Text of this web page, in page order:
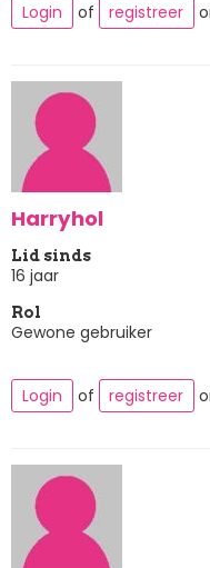
Login
of registreer
Harryhol
Lid sinds
16 jaar
Rol
Gewone gebruiker
Login
of registreer